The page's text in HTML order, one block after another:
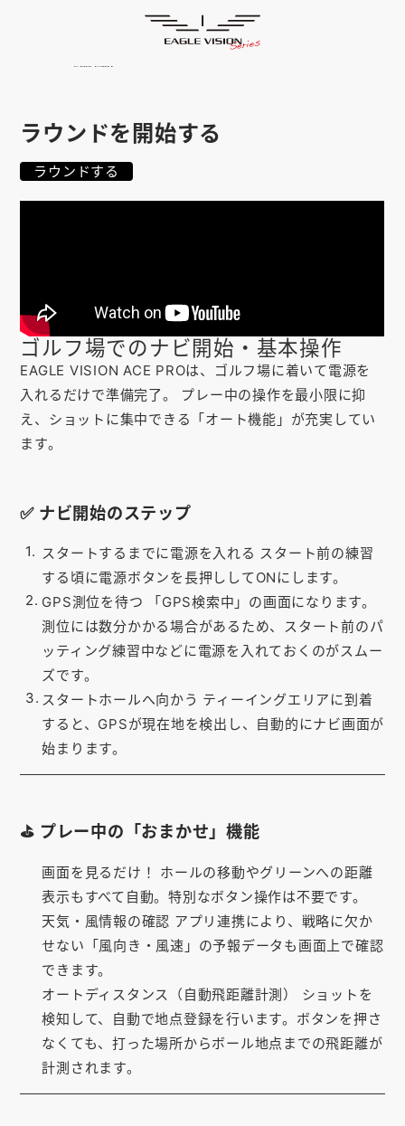
ゴルフナビ
ピンポジ君 PIN POSITION
対応コース
サポート SUPPORT
購入する
お知らせ
公式オンラインショップ
使用方法
ラウンドを開始する
ラウンドする
ゴルフ場でのナビ開始・基本操作
EAGLE VISION ACE PROは、ゴルフ場に着いて電源を
入れるだけで準備完了。 プレー中の操作を最小限に抑
え、ショットに集中できる「オート機能」が充実してい
ます。
✅ ナビ開始のステップ
スタートするまでに電源を入れる スタート前の練習
する頃に電源ボタンを長押し してONにします。
GPS測位を待つ 「GPS検索中」の画面になります。
測位には数分かかる場合があるため、 スタート前のパ
ッティング練習中などに電源を入れておくのがスムー
ズです。
スタートホールへ向かう ティーイングエリアに到着
すると、GPSが現在地を検出し、 自動的にナビ画面が
始まります。
⛳ プレー中の「おまかせ」機能
画面を見るだけ！
ホールの移動やグリーンへの距離
表示もすべて自動。特別なボタン操作は不要です。
天気・風情報の確認 アプリ連携により、戦略に欠か
せない「風向き・風速」の予報データも画面上で確認
できます。
オートディスタンス（自動飛距離計測）
ショットを
検知して、自動で地点登録を行います。 ボタンを押さ
なくても、打った場所からボール地点までの飛距離が
計測されます。